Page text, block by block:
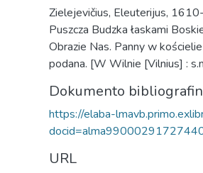
Zielejevičius, Eleuterijus,
Puszcza Budzka łaskami
Obrazie Nas. Panny w
podana. [W Wilnie [Vilnius] :
Dokumento
https://elaba-
URL